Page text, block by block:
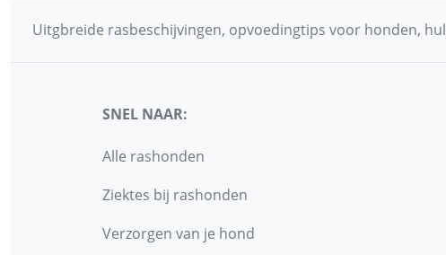
Uitgbreide rasbeschijvingen, opvoedingtips voor honden,
SNEL NAAR:
Alle rashonden
Ziektes bij rashonden
Verzorgen van je hond